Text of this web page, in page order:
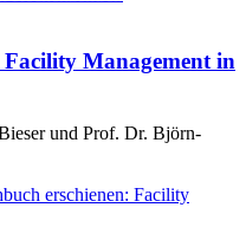
Facility Management in
und Prof. Dr. Björn-
erschienen: Facility